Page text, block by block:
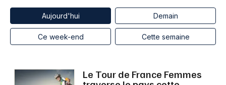
Grands événements
Activité & Expérience
Foires & salons
Lille
Lyon
Marseille
Mulhouse
Aujourd'hui Demain
Ce week-end Cette semaine
Le Tour de France Femmes
Aujourd'hui
Demain Ce week-end Autre